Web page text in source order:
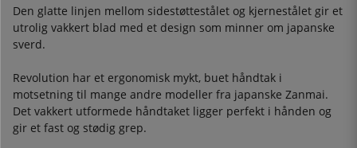
Den glatte linjen mellom sidestøttestålet og kjernestålet gir et
utrolig vakkert blad med et design som minner om japanske
sverd.
Revolution har et ergonomisk mykt, buet håndtak i
motsetning til mange andre modeller fra japanske Zanmai.
Det vakkert utformede håndtaket ligger perfekt i hånden og
gir et fast og stødig grep.